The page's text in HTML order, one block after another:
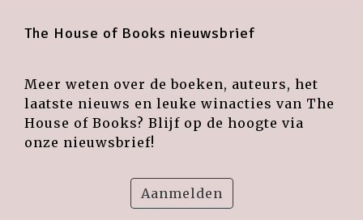
The House of Books nieuwsbrief
Meer weten over de boeken, auteurs, het
laatste nieuws en leuke winacties van The
House of Books? Blijf op de hoogte via
onze nieuwsbrief!
Aanmelden